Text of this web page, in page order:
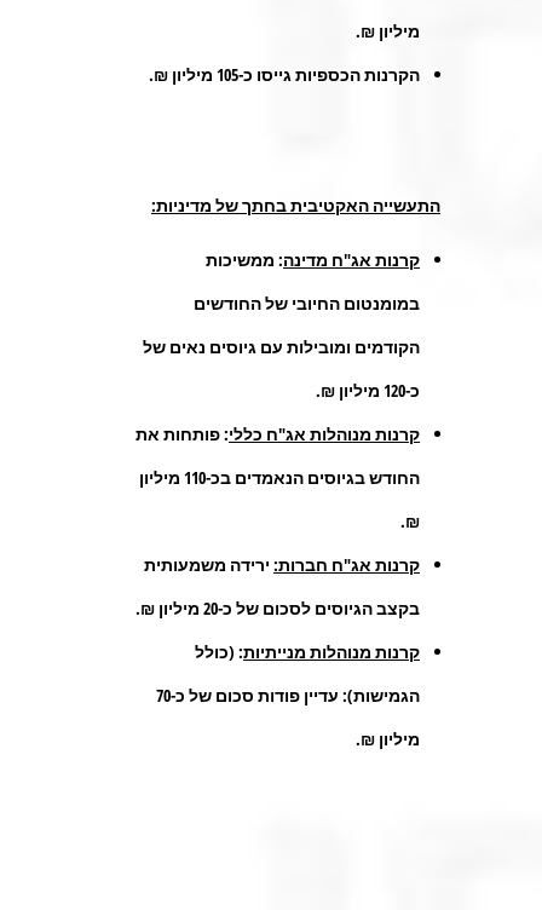
מיליון ₪.
הקרנות הכספיות גייסו כ-105 מיליון ₪.
התעשייה האקטיבית בחתך של מדיניות:
קרנות אג"ח מדינה: ממשיכות
במומנטום החיובי של החודשים
הקודמים ומובילות עם גיוסים נאים של
כ-120 מיליון ₪.
קרנות מנוהלות אג"ח כללי: פותחות את
החודש בגיוסים הנאמדים בכ-110 מיליון
₪.
קרנות אג"ח חברות: ירידה משמעותית
בקצב הגיוסים לסכום של כ-20 מיליון ₪.
קרנות מנוהלות מנייתיות: (כולל
הגמישות): עדיין פודות סכום של כ-70
מיליון ₪.